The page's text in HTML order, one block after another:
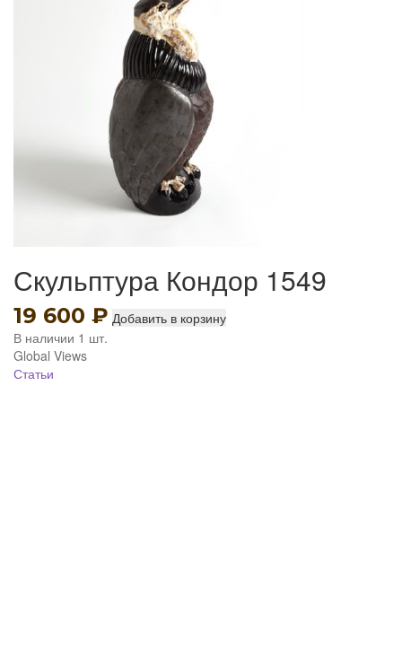
Скульптура Кондор 1549
19 600 ₽ Добавить в корзину
В наличии 1 шт.
Global Views
Статьи